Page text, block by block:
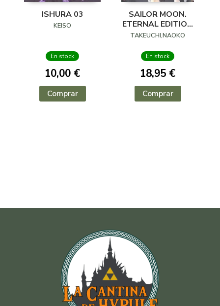
ISHURA 03
KEISO
En stock
10,00 €
Comprar
SAILOR MOON.
ETERNAL EDITION
07 DE 10
TAKEUCHI,NAOKO
En stock
18,95 €
Comprar